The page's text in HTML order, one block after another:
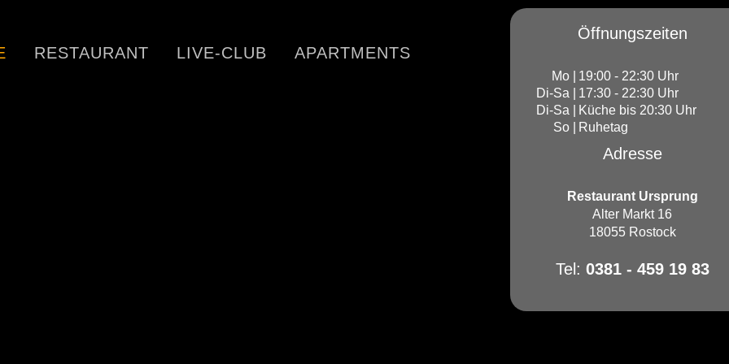
RESTAURANT LIVE-CLUB APARTMENTS
Öffnungszeiten
Mo |
19:00 - 22:30 Uhr
Di-Sa |
17:30 - 22:30 Uhr
Di-Sa |
Küche bis 20:30 Uhr
So |
Ruhetag
Adresse
Restaurant Ursprung
Alter Markt 16
18055 Rostock
Tel: 0381 - 459 19 83